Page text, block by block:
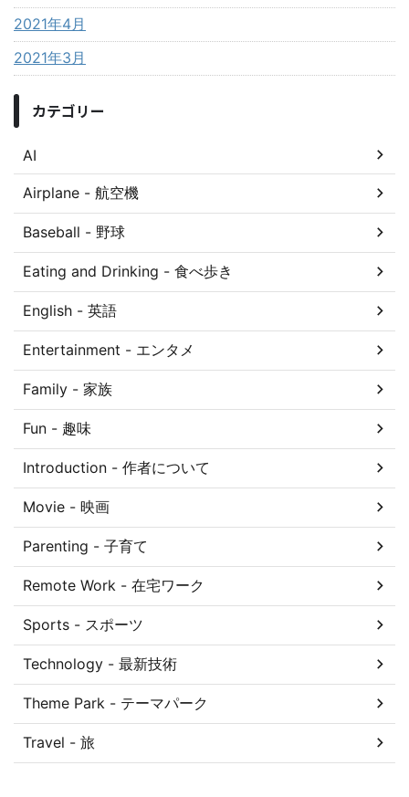
2021年4月
2021年3月
カテゴリー
AI
Airplane - 航空機
Baseball - 野球
Eating and Drinking - 食べ歩き
English - 英語
Entertainment - エンタメ
Family - 家族
Fun - 趣味
Introduction - 作者について
Movie - 映画
Parenting - 子育て
Remote Work - 在宅ワーク
Sports - スポーツ
Technology - 最新技術
Theme Park - テーマパーク
Travel - 旅